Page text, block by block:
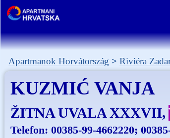
Apartmanok Horvátország Riviéra
KUZMIĆ VANJA
ŽITNA UVALA XXXVII
Telefon: 00385-99-4662220;